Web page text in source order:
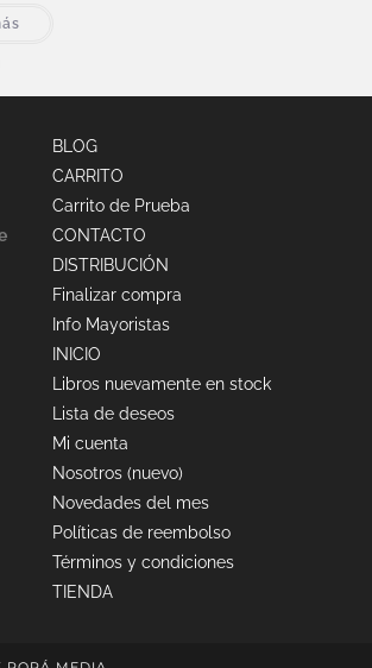
BLOG
CARRITO
Carrito de Prueba
CONTACTO
DISTRIBUCIÓN
Finalizar compra
Info Mayoristas
INICIO
Libros nuevamente en stock
Lista de deseos
Mi cuenta
Nosotros (nuevo)
Novedades del mes
Políticas de reembolso
Términos y condiciones
TIENDA